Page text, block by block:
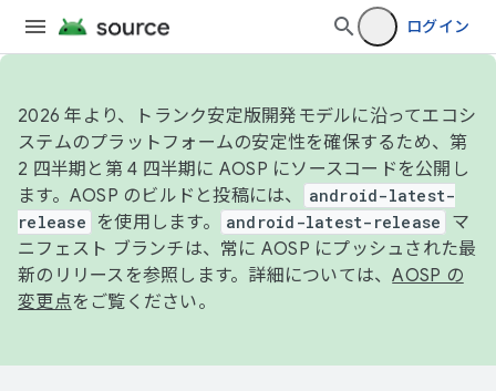
ログイン
2026 年より、トランク安定版開発モデルに沿ってエコシ
ステムのプラットフォームの安定性を確保するため、第
2 四半期と第 4 四半期に AOSP にソースコードを公開し
ます。AOSP のビルドと投稿には、
android-latest-
release
を使用します。 android-latest-release
マ
ニフェスト ブランチは、常に AOSP にプッシュされた最
新のリリースを参照します。詳細については、AOSP の
変更点をご覧ください。